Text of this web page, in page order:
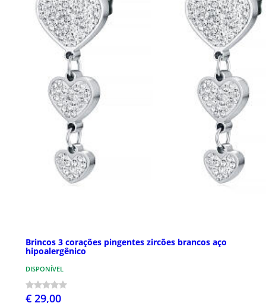
Brincos 3 corações pingentes zircões brancos aço
hipoalergênico
DISPONÍVEL
€ 29,00